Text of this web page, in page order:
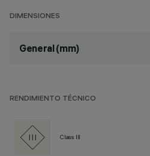
DIMENSIONES
General (mm)
RENDIMIENTO TÉCNICO
Class III